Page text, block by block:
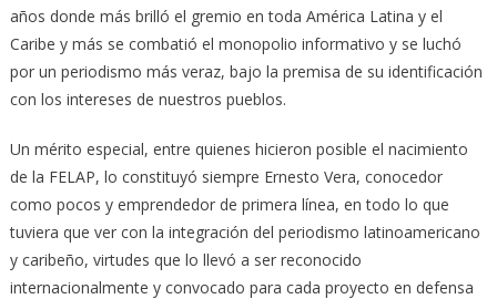
años donde más brilló el gremio en toda América Latina y el
Caribe y más se combatió el monopolio informativo y se luchó
por un periodismo más veraz, bajo la premisa de su identificación
con los intereses de nuestros pueblos.
Un mérito especial, entre quienes hicieron posible el nacimiento
de la FELAP, lo constituyó siempre Ernesto Vera, conocedor
como pocos y emprendedor de primera línea, en todo lo que
tuviera que ver con la integración del periodismo latinoamericano
y caribeño, virtudes que lo llevó a ser reconocido
internacionalmente y convocado para cada proyecto en defensa